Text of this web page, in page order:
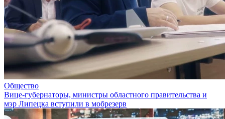
Общество
Вице-губернаторы, министры областного правительства и
мэр Липецка вступили в мобрезерв